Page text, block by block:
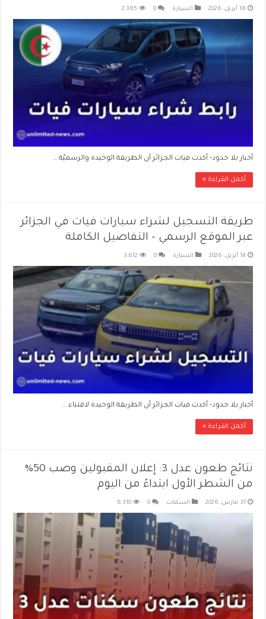
18 أبريل، 2026 السيارة 0
2,385
أخبار بلا حدود- أكدت فيات الجزائر أن الطريقة الوحيدة والرسميّة …
أكمل القراءة »
طريقة التسجيل لشراء سيارات فيات في الجزائر
عبر الموقع الرسمي – التفاصيل الكاملة
14 أبريل، 2026 السيارة 0
3,612
أخبار بلا حدود- أكدت فيات الجزائر أن الطريقة الوحيدة لاقتناء …
أكمل القراءة »
نتائج طعون عدل 3: إعلان المقبولين وصب 50%
من الشطر الأول ابتداءً من اليوم
31 مارس، 2026 السكنات 0
6,310